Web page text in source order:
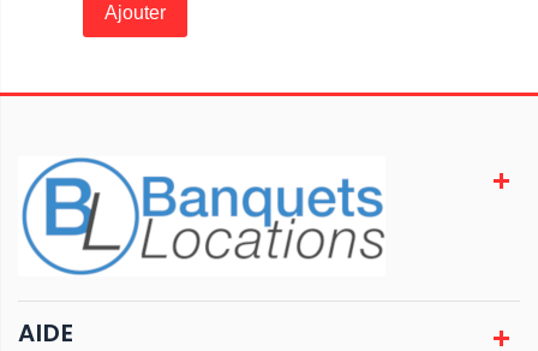
Ajouter
AIDE